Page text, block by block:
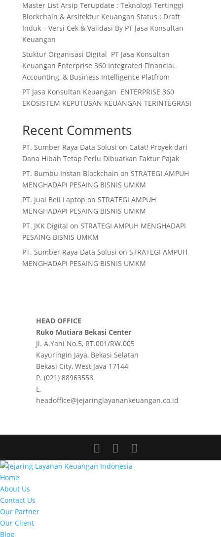
Master List Arsip Terupdate : Teknologi Tertinggi
Blockchain & Arsitektur Keuangan Status : Draft
Induk – Versi Cek & Validasi By PT Jasa Konsultan
Keuangan
Stuktur Organisasi Digital PT Jasa Konsultan
Keuangan Enterprise 360 Integrated Financial,
Accounting, & Business Intelligence Platfrom
PT Jasa Konsultan Keuangan ENTERPRISE 360
EKOSISTEM KEPUTUSAN KEUANGAN TERINTEGRASI
Recent Comments
PT. Sumber Raya Data Solusi on Catat! Proyek dari
Dana Hibah Tetap Perlu Dibuatkan Faktur Pajak
PT. Bumbu Instan Blockchain on STRATEGI AMPUH
MENGHADAPI PESAING BISNIS UMKM
PT. Jual Beli Laptop on STRATEGI AMPUH
MENGHADAPI PESAING BISNIS UMKM
PT. JKK Digital on STRATEGI AMPUH MENGHADAPI
PESAING BISNIS UMKM
PT. Sumber Raya Data Solusi on STRATEGI AMPUH
MENGHADAPI PESAING BISNIS UMKM
HEAD OFFICE
Ruko Mutiara Bekasi Center
Jl. A.Yani No.5, RT.001/RW.005
Kayuringin Jaya, Bekasi Selatan
Bekasi City, West Java 17144
P. (021) 88963558
E.
headoffice@jejaringlayanankeuangan.co.id
Home
About Us
Contact Us
Our Partner
Our Client
Blog